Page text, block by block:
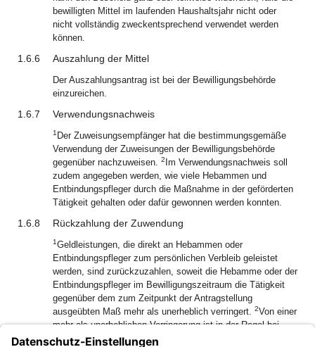
bewilligten Mittel im laufenden Haushaltsjahr nicht oder
nicht vollständig zweckentsprechend verwendet werden
können.
1.6.6 Auszahlung der Mittel
Der Auszahlungsantrag ist bei der Bewilligungsbehörde
einzureichen.
1.6.7 Verwendungsnachweis
1 Der Zuweisungsempfänger hat die bestimmungsgemäße
Verwendung der Zuweisungen der Bewilligungsbehörde
gegenüber nachzuweisen. 2 Im Verwendungsnachweis soll
zudem angegeben werden, wie viele Hebammen und
Entbindungspfleger durch die Maßnahme in der geförderten
Tätigkeit gehalten oder dafür gewonnen werden konnten.
1.6.8 Rückzahlung der Zuwendung
1Geldleistungen, die direkt an Hebammen oder
Entbindungspfleger zum persönlichen Verbleib geleistet
werden, sind zurückzuzahlen, soweit die Hebamme oder der
Entbindungspfleger im Bewilligungszeitraum die Tätigkeit
gegenüber dem zum Zeitpunkt der Antragstellung
ausgeübten Maß mehr als unerheblich verringert. 2Von einer
mehr als unerheblichen Verringerung ist in der Regel bei
einer Reduzierung der Tätigkeit ab einem Drittel des zuvor